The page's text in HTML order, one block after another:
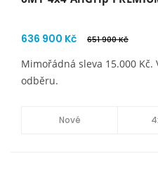
636 900 Kč 651 900 Kč
Mimořádná sleva 15.000 Kč.
odběru.
Nové